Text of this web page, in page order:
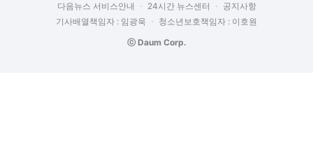
다음뉴스 서비스안내 24시간 뉴스센터
공지사항
기사배열책임자 : 임광욱
청소년보호책임자 : 이호원
ⓒ Daum Corp.